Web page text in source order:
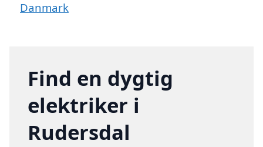
Danmark
Find en dygtig
elektriker i
Rudersdal